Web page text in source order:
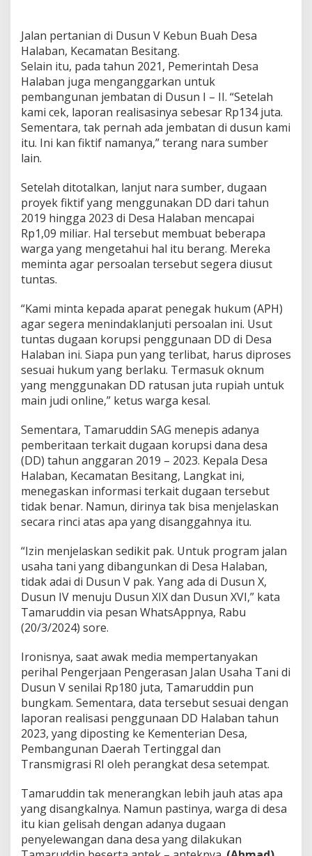
Jalan pertanian di Dusun V Kebun Buah Desa
Halaban, Kecamatan Besitang.
Selain itu, pada tahun 2021, Pemerintah Desa
Halaban juga menganggarkan untuk
pembangunan jembatan di Dusun I – II. “Setelah
kami cek, laporan realisasinya sebesar Rp134 juta.
Sementara, tak pernah ada jembatan di dusun kami
itu. Ini kan fiktif namanya,” terang nara sumber
lain.
Setelah ditotalkan, lanjut nara sumber, dugaan
proyek fiktif yang menggunakan DD dari tahun
2019 hingga 2023 di Desa Halaban mencapai
Rp1,09 miliar. Hal tersebut membuat beberapa
warga yang mengetahui hal itu berang. Mereka
meminta agar persoalan tersebut segera diusut
tuntas.
“Kami minta kepada aparat penegak hukum (APH)
agar segera menindaklanjuti persoalan ini. Usut
tuntas dugaan korupsi penggunaan DD di Desa
Halaban ini. Siapa pun yang terlibat, harus diproses
sesuai hukum yang berlaku. Termasuk oknum
yang menggunakan DD ratusan juta rupiah untuk
main judi online,” ketus warga kesal.
Sementara, Tamaruddin SAG menepis adanya
pemberitaan terkait dugaan korupsi dana desa
(DD) tahun anggaran 2019 – 2023. Kepala Desa
Halaban, Kecamatan Besitang, Langkat ini,
menegaskan informasi terkait dugaan tersebut
tidak benar. Namun, dirinya tak bisa menjelaskan
secara rinci atas apa yang disanggahnya itu.
“Izin menjelaskan sedikit pak. Untuk program jalan
usaha tani yang dibangunkan di Desa Halaban,
tidak adai di Dusun V pak. Yang ada di Dusun X,
Dusun IV menuju Dusun XIX dan Dusun XVI,” kata
Tamaruddin via pesan WhatsAppnya, Rabu
(20/3/2024) sore.
Ironisnya, saat awak media mempertanyakan
perihal Pengerjaan Pengerasan Jalan Usaha Tani di
Dusun V senilai Rp180 juta, Tamaruddin pun
bungkam. Sementara, data tersebut sesuai dengan
laporan realisasi penggunaan DD Halaban tahun
2023, yang diposting ke Kementerian Desa,
Pembangunan Daerah Tertinggal dan
Transmigrasi RI oleh perangkat desa setempat.
Tamaruddin tak menerangkan lebih jauh atas apa
yang disangkalnya. Namun pastinya, warga di desa
itu kian gelisah dengan adanya dugaan
penyelewangan dana desa yang dilakukan